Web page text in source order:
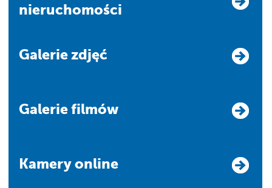
nieruchomości
Galerie zdjęć
Galerie filmów
Kamery online